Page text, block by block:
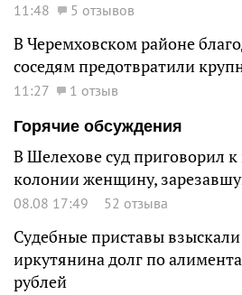
11:48 5 отзывов
В Черемховском районе
соседям предотвратили
11:27
1 отзыв
Горячие обсуждения
В Шелехове суд приговорил
колонии женщину,
08.08 17:49 52 отзыва
Судебные приставы взыскали
иркутянина долг по
рублей